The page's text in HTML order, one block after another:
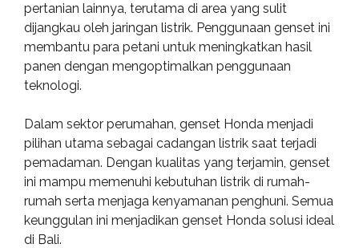
pertanian lainnya, terutama di area yang sulit
dijangkau oleh jaringan listrik. Penggunaan genset ini
membantu para petani untuk meningkatkan hasil
panen dengan mengoptimalkan penggunaan
teknologi.
Dalam sektor perumahan, genset Honda menjadi
pilihan utama sebagai cadangan listrik saat terjadi
pemadaman. Dengan kualitas yang terjamin, genset
ini mampu memenuhi kebutuhan listrik di rumah-
rumah serta menjaga kenyamanan penghuni. Semua
keunggulan ini menjadikan genset Honda solusi ideal
di Bali.